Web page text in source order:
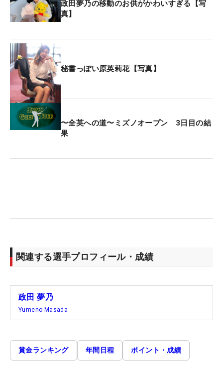
政田夢乃の移動のお供がかわいすぎる【写
真】
秘書っぽい原英莉花【写真】
〜全英への道〜ミズノオープン 3日目の結
果
関連する選手プロフィール・成績
政田 夢乃
Yumeno Masada
賞金ランキング 年間日程 ポイント・成績